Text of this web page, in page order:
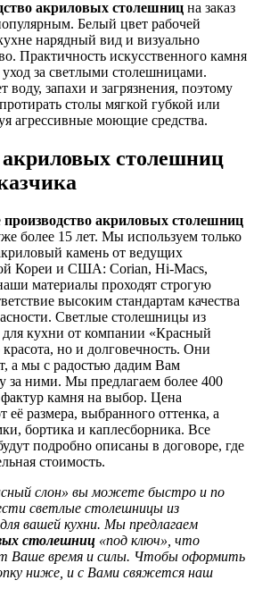
акриловых столешниц на заказ
Белый цвет рабочей
нарядный вид и визуально
Практичность искусственного камня
за светлыми столешницами.
воду, запахи и загрязнения, поэтому
столы мягкой губкой или
агрессивные моющие средства.
акриловых столешниц
производство акриловых столешниц
более 15 лет. Мы используем только
камень от ведущих
Кореи и США: Corian, Hi-Macs,
материалы проходят строгую
высоким стандартам качества
Светлые столешницы из
для кухни от компании «Красный
но и долговечность. Они
а мы с радостью дадим Вам
за ними. Мы предлагаем более 400
камня на выбор. Цена
её размера, выбранного оттенка, а
бортика и каплесборника. Все
подробно описаны в договоре, где
стоимость.
слон» вы можете быстро и по
светлые столешницы из
вашей кухни. Мы предлагаем
столешниц «под ключ», что
Ваше время и силы. Чтобы оформить
ниже, и с Вами свяжется наш